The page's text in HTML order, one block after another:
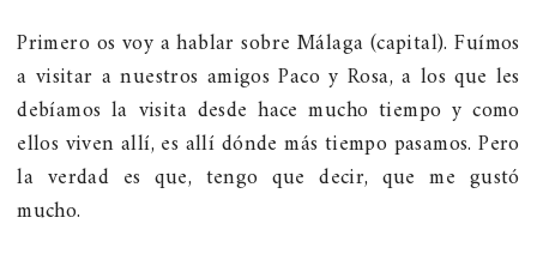
Primero os voy a hablar sobre Málaga (capital). Fuímos
a visitar a nuestros amigos Paco y Rosa, a los que les
debíamos la visita desde hace mucho tiempo y como
ellos viven allí, es allí dónde más tiempo pasamos. Pero
la verdad es que, tengo que decir, que me gustó
mucho.